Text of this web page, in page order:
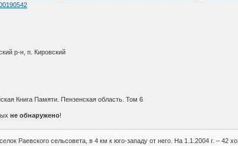
р-н, п. Кировский
Книга Памяти. Пензенская область. Том 6
не обнаружено!
Раевского сельсовета, в 4 км к юго-западу от него. На 1.1.2004 г. – 42